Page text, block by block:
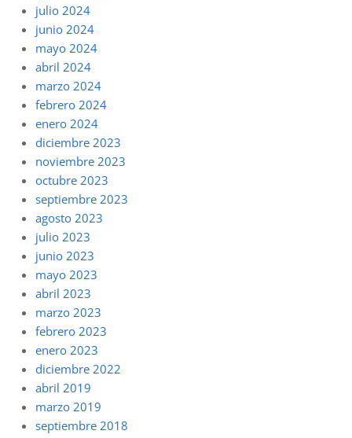
julio 2024
junio 2024
mayo 2024
abril 2024
marzo 2024
febrero 2024
enero 2024
diciembre 2023
noviembre 2023
octubre 2023
septiembre 2023
agosto 2023
julio 2023
junio 2023
mayo 2023
abril 2023
marzo 2023
febrero 2023
enero 2023
diciembre 2022
abril 2019
marzo 2019
septiembre 2018